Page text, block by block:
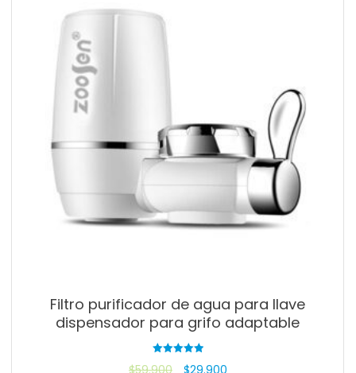
Filtro purificador de agua para llave
dispensador para grifo adaptable
$59.900 $29.900